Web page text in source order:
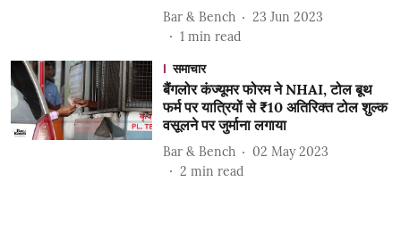
Bar & Bench
23 Jun 2023
1 min read
समाचार
बैंगलोर कंज्यूमर फोरम ने NHAI, टोल बूथ
फर्म पर यात्रियों से ₹10 अतिरिक्त टोल शुल्क
वसूलने पर जुर्माना लगाया
Bar & Bench
02 May 2023
2 min read